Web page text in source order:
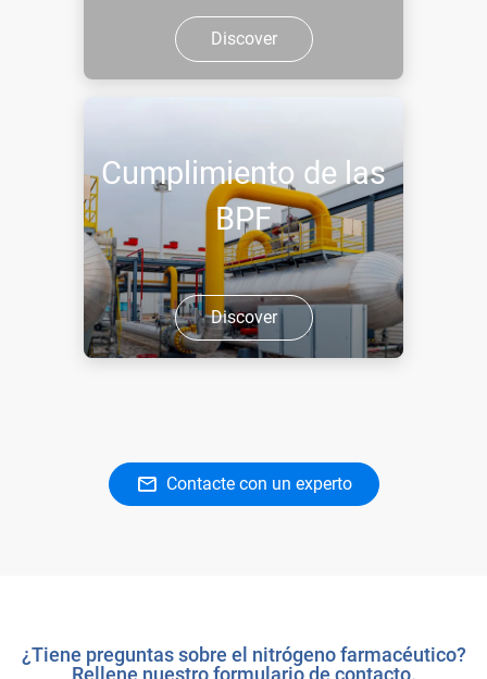
Discover
Cumplimiento de las
BPF
Discover
Contacte con un experto
¿Tiene preguntas sobre el nitrógeno farmacéutico?
Rellene nuestro formulario de contacto.